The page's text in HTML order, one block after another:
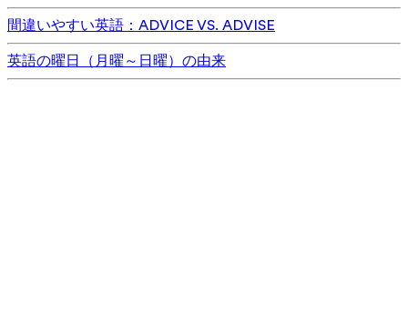
間違いやすい英語：ADVICE VS. ADVISE
英語の曜日（月曜～日曜）の由来